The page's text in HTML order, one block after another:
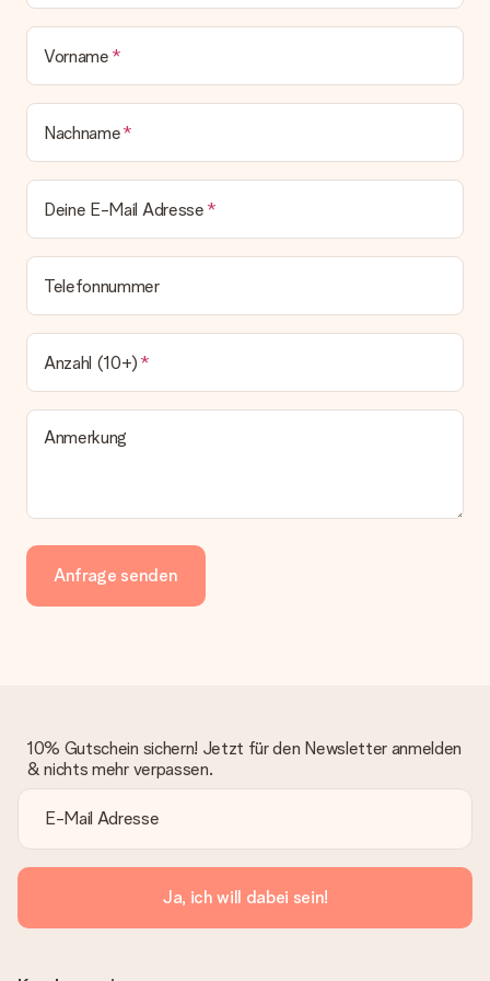
Vorname
Nachname
Deine E-Mail Adresse
Telefonnummer
Anzahl (10+)
Anmerkung
Anfrage senden
10% Gutschein sichern! Jetzt für den Newsletter anmelden
& nichts mehr verpassen.
Ja, ich will dabei sein!